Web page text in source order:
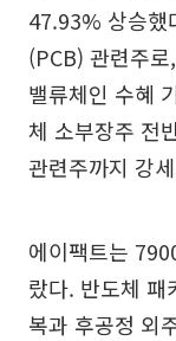
47.93% 상승했
(PCB) 관련주
밸류체인 수혜
체 소부장주 전
관련주까지 강
에이팩트는
랐다. 반도체 패
복과 후공정 외